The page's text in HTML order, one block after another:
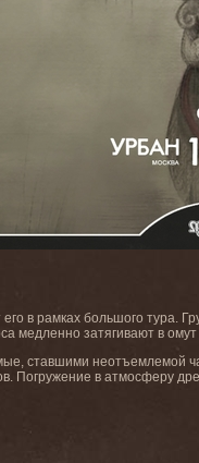
в рамках большого тура.
медленно затягивают в
ставшими неотъемлемой
Погружение в атмосферу